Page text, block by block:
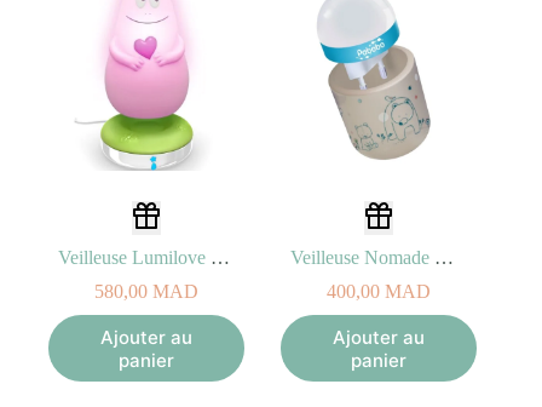
Veilleuse Lumilove Barbapapa Rose
580,00 MAD
Ajouter au
panier
Veilleuse Nomade Beige dans les Bois 10+
400,00 MAD
Ajouter au
panier